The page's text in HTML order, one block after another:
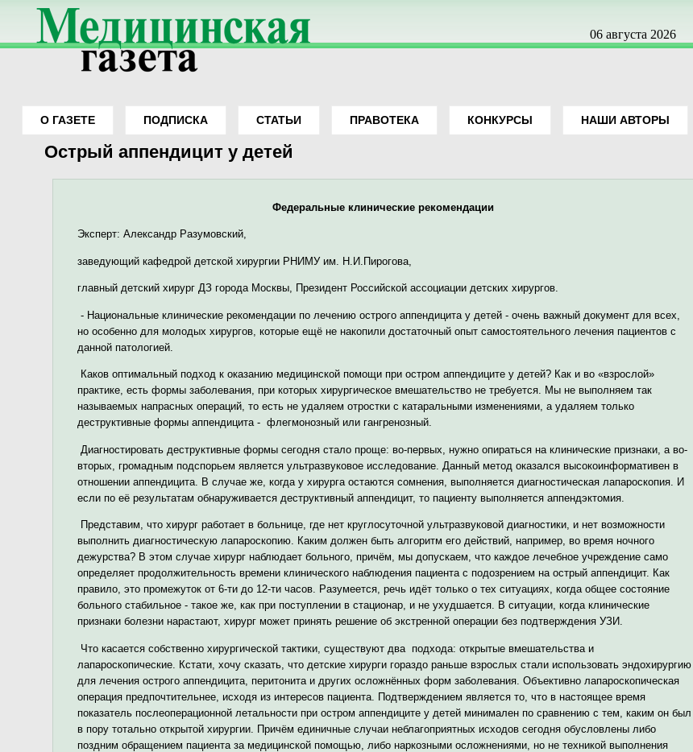
06 августа 2026
О ГАЗЕТЕ ПОДПИСКА СТАТЬИ ПРАВОТЕКА КОНКУРСЫ НАШИ АВТОРЫ
Вы здесь
Острый аппендицит у детей
Федеральные клинические рекомендации
Эксперт: Александр Разумовский,
заведующий кафедрой детской хирургии РНИМУ им. Н.И.Пирогова,
главный детский хирург ДЗ города Москвы, Президент Российской ассоциации детских хирургов.
- Национальные клинические рекомендации по лечению острого аппендицита у детей - очень важный документ для всех,
но особенно для молодых хирургов, которые ещё не накопили достаточный опыт самостоятельного лечения пациентов с
данной патологией.
Каков оптимальный подход к оказанию медицинской помощи при остром аппендиците у детей? Как и во «взрослой»
практике, есть формы заболевания, при которых хирургическое вмешательство не требуется. Мы не выполняем так
называемых напрасных операций, то есть не удаляем отростки с катаральными изменениями, а удаляем только
деструктивные формы аппендицита - флегмонозный или гангренозный.
Диагностировать деструктивные формы сегодня стало проще: во-первых, нужно опираться на клинические признаки, а во-
вторых, громадным подспорьем является ультразвуковое исследование. Данный метод оказался высокоинформативен в
отношении аппендицита. В случае же, когда у хирурга остаются сомнения, выполняется диагностическая лапароскопия. И
если по её результатам обнаруживается деструктивный аппендицит, то пациенту выполняется аппендэктомия.
Представим, что хирург работает в больнице, где нет круглосуточной ультразвуковой диагностики, и нет возможности
выполнить диагностическую лапароскопию. Каким должен быть алгоритм его действий, например, во время ночного
дежурства? В этом случае хирург наблюдает больного, причём, мы допускаем, что каждое лечебное учреждение само
определяет продолжительность времени клинического наблюдения пациента с подозрением на острый аппендицит. Как
правило, это промежуток от 6-ти до 12-ти часов. Разумеется, речь идёт только о тех ситуациях, когда общее состояние
больного стабильное - такое же, как при поступлении в стационар, и не ухудшается. В ситуации, когда клинические
признаки болезни нарастают, хирург может принять решение об экстренной операции без подтверждения УЗИ.
Что касается собственно хирургической тактики, существуют два подхода: открытые вмешательства и
лапароскопические. Кстати, хочу сказать, что детские хирурги гораздо раньше взрослых стали использовать эндохирургию
для лечения острого аппендицита, перитонита и других осложнённых форм заболевания. Объективно лапароскопическая
операция предпочтительнее, исходя из интересов пациента. Подтверждением является то, что в настоящее время
показатель послеоперационной летальности при остром аппендиците у детей минимален по сравнению с тем, каким он был
в пору тотально открытой хирургии. Причём единичные случаи неблагоприятных исходов сегодня обусловлены либо
поздним обращением пациента за медицинской помощью, либо наркозными осложнениями, но не техникой выполнения